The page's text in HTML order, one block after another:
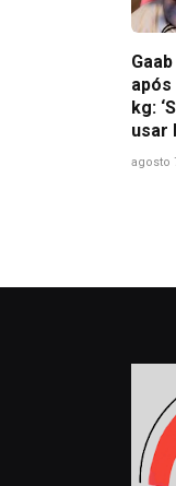
kg:
usar
agosto